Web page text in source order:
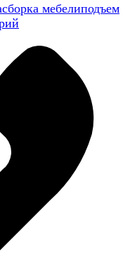
сборка мебелиподъем